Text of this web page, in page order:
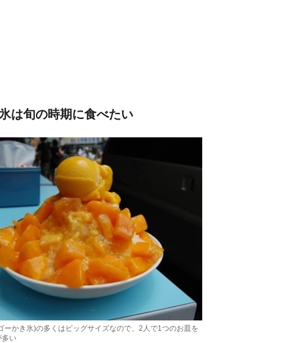
は旬の時期に食べたい
ーかき氷)の多くはビッグサイズなので、2人で1つのお皿を
多い